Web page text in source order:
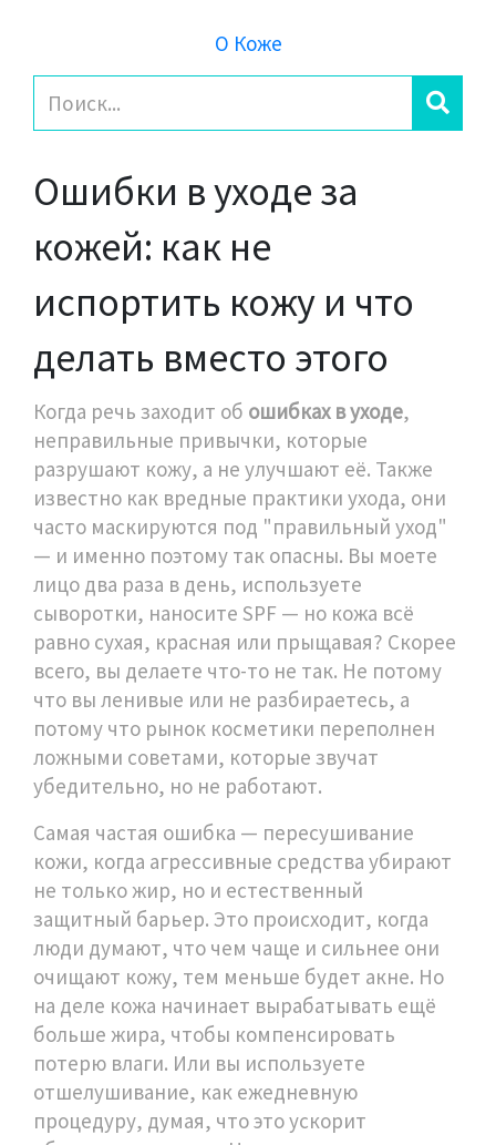
О Коже
Ошибки в уходе за
кожей: как не
испортить кожу и что
делать вместо этого
Когда речь заходит об ошибках в уходе,
неправильные привычки, которые
разрушают кожу, а не улучшают её. Также
известно как вредные практики ухода, они
часто маскируются под "правильный уход"
— и именно поэтому так опасны. Вы моете
лицо два раза в день, используете
сыворотки, наносите SPF — но кожа всё
равно сухая, красная или прыщавая? Скорее
всего, вы делаете что-то не так. Не потому
что вы ленивые или не разбираетесь, а
потому что рынок косметики переполнен
ложными советами, которые звучат
убедительно, но не работают.
Самая частая ошибка — пересушивание
кожи, когда агрессивные средства убирают
не только жир, но и естественный
защитный барьер. Это происходит, когда
люди думают, что чем чаще и сильнее они
очищают кожу, тем меньше будет акне. Но
на деле кожа начинает вырабатывать ещё
больше жира, чтобы компенсировать
потерю влаги. Или вы используете
отшелушивание, как ежедневную
процедуру, думая, что это ускорит